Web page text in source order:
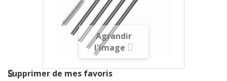
Agrandir
l'image
Supprimer de mes favoris